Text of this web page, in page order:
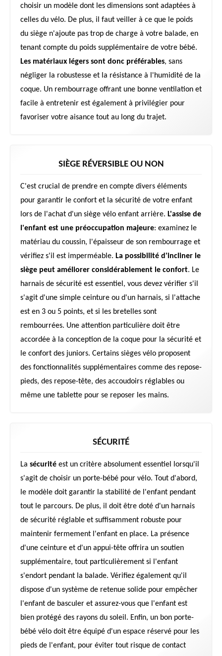
choisir un modèle dont les dimensions sont adaptées à
celles du vélo. De plus, il faut veiller à ce que le poids
du siège n'ajoute pas trop de charge à votre balade, en
tenant compte du poids supplémentaire de votre bébé.
Les matériaux légers sont donc préférables, sans
négliger la robustesse et la résistance à l'humidité de la
coque. Un rembourrage offrant une bonne ventilation et
facile à entretenir est également à privilégier pour
favoriser votre aisance tout au long du trajet.
SIÈGE RÉVERSIBLE OU NON
C'est crucial de prendre en compte divers éléments
pour garantir le confort et la sécurité de votre enfant
lors de l'achat d'un siège vélo enfant arrière. L'assise de
l'enfant est une préoccupation majeure: examinez le
matériau du coussin, l'épaisseur de son rembourrage et
vérifiez s'il est imperméable. La possibilité d'incliner le
siège peut améliorer considérablement le confort. Le
harnais de sécurité est essentiel, vous devez vérifier s'il
s'agit d'une simple ceinture ou d'un harnais, si l'attache
est en 3 ou 5 points, et si les bretelles sont
rembourrées. Une attention particulière doit être
accordée à la conception de la coque pour la sécurité et
le confort des juniors. Certains sièges vélo proposent
des fonctionnalités supplémentaires comme des repose-
pieds, des repose-tête, des accoudoirs réglables ou
même une tablette pour se reposer les mains.
SÉCURITÉ
La sécurité est un critère absolument essentiel lorsqu'il
s'agit de choisir un porte-bébé pour vélo. Tout d'abord,
le modèle doit garantir la stabilité de l'enfant pendant
tout le parcours. De plus, il doit être doté d'un harnais
de sécurité réglable et suffisamment robuste pour
maintenir fermement l'enfant en place. La présence
d'une ceinture et d'un appui-tête offrira un soutien
supplémentaire, tout particulièrement si l'enfant
s'endort pendant la balade. Vérifiez également qu'il
dispose d'un système de retenue solide pour empêcher
l'enfant de basculer et assurez-vous que l'enfant est
bien protégé des rayons du soleil. Enfin, un bon porte-
bébé vélo doit être équipé d'un espace réservé pour les
pieds de l'enfant, pour éviter tout risque de contact